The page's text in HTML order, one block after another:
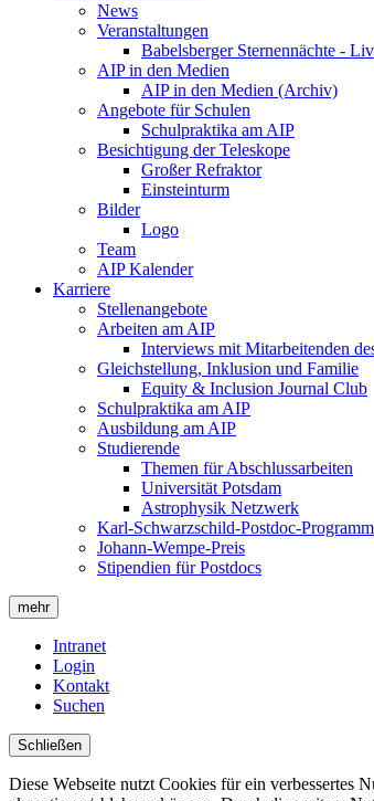
News
Veranstaltungen
Babelsberger Sternennächte -
AIP in den Medien
AIP in den Medien (Archiv)
Angebote für Schulen
Schulpraktika am AIP
Besichtigung der Teleskope
Großer Refraktor
Einsteinturm
Bilder
Logo
Team
AIP Kalender
Karriere
Stellenangebote
Arbeiten am AIP
Interviews mit Mitarbeitenden
Gleichstellung, Inklusion und Familie
Equity & Inclusion Journal Club
Schulpraktika am AIP
Ausbildung am AIP
Studierende
Themen für Abschlussarbeiten
Universität Potsdam
Astrophysik Netzwerk
Karl-Schwarzschild-Postdoc-Programm
Johann-Wempe-Preis
Stipendien für Postdocs
mehr
Intranet
Login
Kontakt
Suchen
Schließen
Diese Webseite nutzt Cookies für ein verbessertes